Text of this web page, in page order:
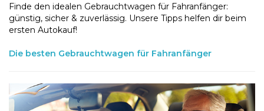
Finde den idealen Gebrauchtwagen für Fahranfänger:
günstig, sicher & zuverlässig. Unsere Tipps helfen dir beim
ersten Autokauf!
Die besten Gebrauchtwagen für Fahranfänger